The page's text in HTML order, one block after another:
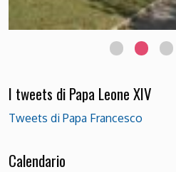
Chiesetta di Passo Rolle Foto
I tweets di Papa Leone XIV
Tweets di Papa Francesco
Calendario